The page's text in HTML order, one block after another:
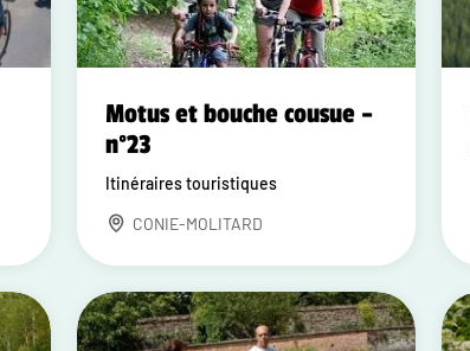
Motus et bouche cousue –
n°23
Itinéraires touristiques
CONIE-MOLITARD